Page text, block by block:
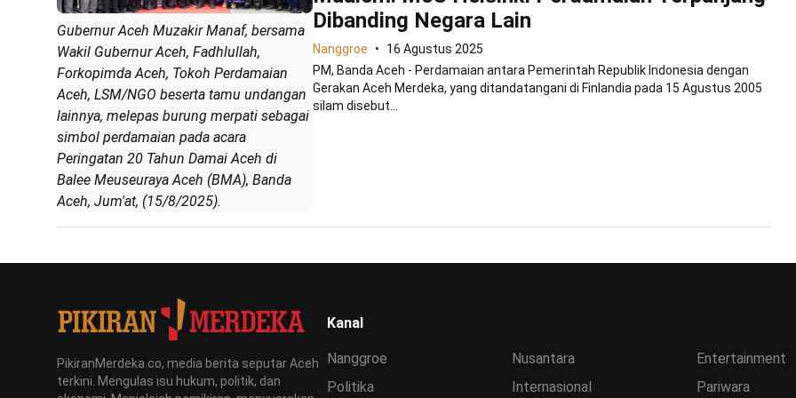
Gubernur Aceh Muzakir Manaf, bersama
Wakil Gubernur Aceh, Fadhlullah,
Forkopimda Aceh, Tokoh Perdamaian
Aceh, LSM/NGO beserta tamu undangan
lainnya, melepas burung merpati sebagai
simbol perdamaian pada acara
Peringatan 20 Tahun Damai Aceh di
Balee Meuseuraya Aceh (BMA), Banda
Aceh, Jum'at, (15/8/2025).
Dibanding Negara Lain
Nanggroe
16 Agustus 2025
PM, Banda Aceh - Perdamaian antara Pemerintah Republik Indonesia dengan
Gerakan Aceh Merdeka, yang ditandatangani di Finlandia pada 15 Agustus 2005
silam disebut...
PikiranMerdeka.co, media berita seputar Aceh
terkini. Mengulas isu hukum, politik, dan
Kanal
Nanggroe
Politika
Nusantara
Internasional
Entertainment
Pariwara